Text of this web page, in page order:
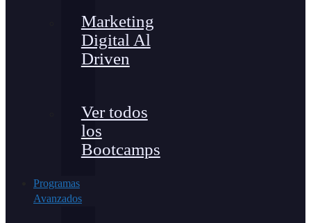
Marketing
Digital Al
Driven
Ver todos
los
Bootcamps
Programas
Avanzados